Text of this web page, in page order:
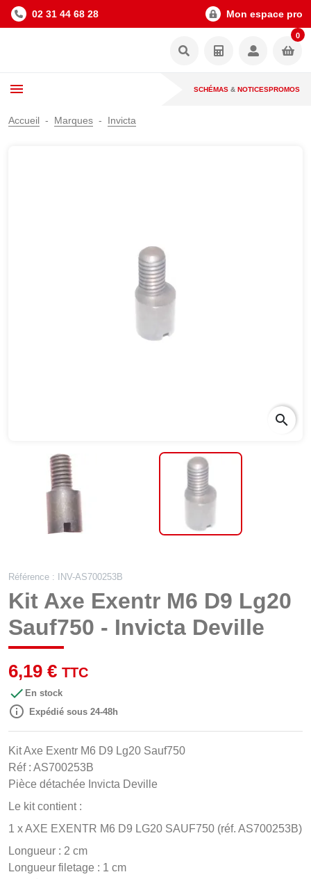
02 31 44 68 28 Mon espace pro
0
SCHÉMAS & NOTICESPROMOS
Accueil Marques Invicta
search
Référence : INV-AS700253B
Kit Axe Exentr M6 D9 Lg20
Sauf750 - Invicta Deville
6,19 € TTC
 En stock
 Expédié sous 24-48h
Kit Axe Exentr M6 D9 Lg20 Sauf750
Réf : AS700253B
Pièce détachée Invicta Deville
Le kit contient :
1 x AXE EXENTR M6 D9 LG20 SAUF750 (réf. AS700253B)
Longueur : 2 cm
Longueur filetage : 1 cm